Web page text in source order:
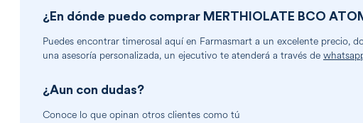
¿En dónde puedo comprar MERTHIOLATE BCO
Puedes encontrar timerosal aquí en Farmasmart a un excelente precio,
una asesoría personalizada, un ejecutivo te atenderá a través de
¿Aun con dudas?
Conoce lo que opinan otros clientes como tú